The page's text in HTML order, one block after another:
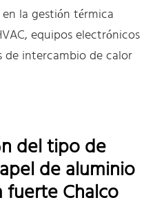
la gestión térmica
equipos electrónicos
de intercambio de calor
del tipo de
de aluminio
fuerte Chalco